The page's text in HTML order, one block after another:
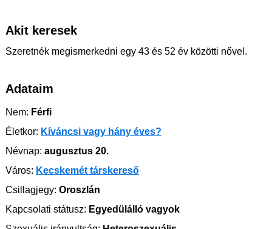
Akit keresek
Szeretnék megismerkedni egy 43 és 52 év közötti nővel.
Adataim
Nem: Férfi
Életkor: Kíváncsi vagy hány éves?
Névnap: augusztus 20.
Város: Kecskemét társkereső
Csillagjegy: Oroszlán
Kapcsolati státusz: Egyedülálló vagyok